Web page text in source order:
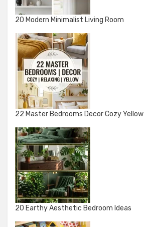
20 Modern Minimalist Living Room
22 Master Bedrooms Decor Cozy Yellow
20 Earthy Aesthetic Bedroom Ideas